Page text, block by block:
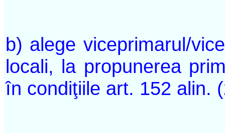
b) alege viceprimarul/
locali, la propunerea
în condiţiile art. 152 alin.